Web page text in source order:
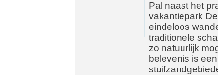
Pal naast het
vakantiepark
eindeloos
traditionele
zo natuurlijk
belevenis is